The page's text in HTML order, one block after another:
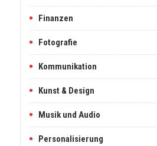
Finanzen
Fotografie
Kommunikation
Kunst & Design
Musik und Audio
Personalisierung